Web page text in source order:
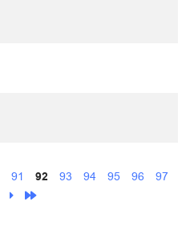
91 92 93 94 95 96
97